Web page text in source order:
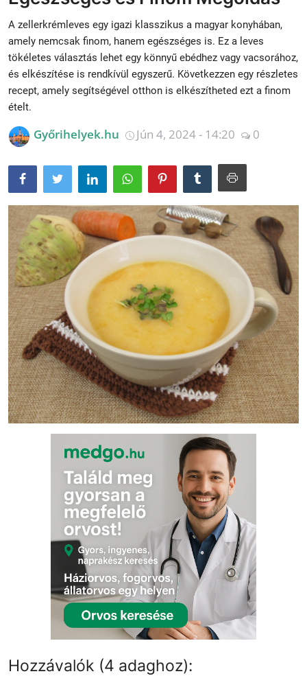
Receptek
Galéria
A zellerkrémleves egy igazi klasszikus a magyar konyhában,
amely nemcsak finom, hanem egészséges is. Ez a leves
tökéletes választás lehet egy könnyű ebédhez vagy vacsorához,
és elkészítése is rendkívül egyszerű. Következzen egy részletes
recept, amely segítségével otthon is elkészítheted ezt a finom
ételt.
Győrihelyek.hu Jún 4, 2024 - 14:20 0
Hozzávalók (4 adaghoz):